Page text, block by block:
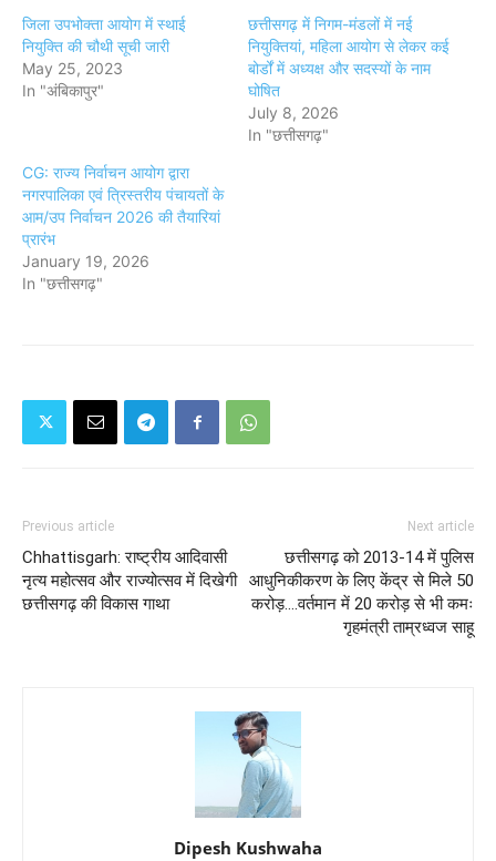
जिला उपभोक्ता आयोग में स्थाई
नियुक्ति की चौथी सूची जारी
May 25, 2023
In "अंबिकापुर"
छत्तीसगढ़ में निगम-मंडलों में नई
नियुक्तियां, महिला आयोग से लेकर कई
बोर्डों में अध्यक्ष और सदस्यों के नाम
घोषित
July 8, 2026
In "छत्तीसगढ़"
CG: राज्य निर्वाचन आयोग द्वारा
नगरपालिका एवं त्रिस्तरीय पंचायतों के
आम/उप निर्वाचन 2026 की तैयारियां
प्रारंभ
January 19, 2026
In "छत्तीसगढ़"
Previous article
Chhattisgarh: राष्ट्रीय आदिवासी
नृत्य महोत्सव और राज्योत्सव में दिखेगी
छत्तीसगढ़ की विकास गाथा
Next article
छत्तीसगढ़ को 2013-14 में पुलिस
आधुनिकीकरण के लिए केंद्र से मिले 50
करोड़....वर्तमान में 20 करोड़ से भी कमः
गृहमंत्री ताम्रध्वज साहू
Dipesh Kushwaha